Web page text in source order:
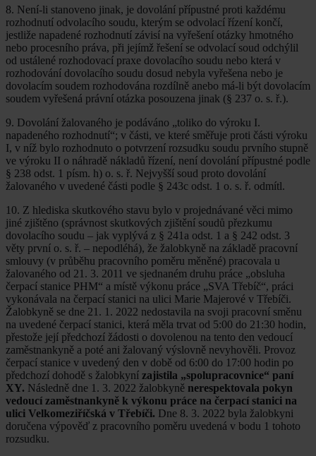
8. Není-li stanoveno jinak, je dovolání přípustné proti každému
rozhodnutí odvolacího soudu, kterým se odvolací řízení končí,
jestliže napadené rozhodnutí závisí na vyřešení otázky hmotného
nebo procesního práva, při jejímž řešení se odvolací soud odchýlil
od ustálené rozhodovací praxe dovolacího soudu nebo která v
rozhodování dovolacího soudu dosud nebyla vyřešena nebo je
dovolacím soudem rozhodována rozdílně anebo má-li být dovolacím
soudem vyřešená právní otázka posouzena jinak (§ 237 o. s. ř.).
9. Dovolání žalovaného je podáváno „toliko do výroku I.
napadeného rozhodnutí“; v části, ve které směřuje proti části výroku
I, v níž bylo rozhodnuto o potvrzení rozsudku soudu prvního stupně
ve výroku II o náhradě nákladů řízení, není dovolání přípustné podle
§ 238 odst. 1 písm. h) o. s. ř. Nejvyšší soud proto dovolání
žalovaného v uvedené části podle § 243c odst. 1 o. s. ř. odmítl.
10. Z hlediska skutkového stavu bylo v projednávané věci mimo
jiné zjištěno (správnost skutkových zjištění soudů přezkumu
dovolacího soudu – jak vyplývá z § 241a odst. 1 a § 242 odst. 3
věty první o. s. ř. – nepodléhá), že žalobkyně na základě pracovní
smlouvy (v průběhu pracovního poměru měněné) pracovala u
žalovaného od 21. 3. 2011 ve sjednaném druhu práce „obsluha
čerpací stanice PHM“ a místě výkonu práce „SVA Třebíč“, práci
vykonávala na čerpací stanici na ulici Marie Majerové v Třebíči.
Žalobkyně se dne 21. 1. 2022 nedostavila na svoji pracovní směnu
na uvedené čerpací stanici, která měla trvat od 5:00 do 21:30 hodin,
přestože její předchozí žádosti o dovolenou na tento den vedoucí
zaměstnankyně a poté ani žalovaný výslovně nevyhověli. Provoz
čerpací stanice v uvedený den v době od 6:00 do 17:00 hodin po
předchozí dohodě s žalobkyní zajistila „spolupracovnice“ paní
XY. Následně dne 1. 3. 2022 žalobkyně nerespektovala pokyn
vedoucí zaměstnankyně k výkonu práce na čerpací stanici na
ulici Velkomeziříčská v Třebíči. Dne 8. 3. 2022 byla žalobkyni
doručena výpověď z pracovního poměru uvedená v bodu 1 tohoto
rozsudku.